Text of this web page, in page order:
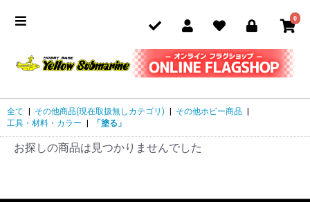
0
全て その他商品(現在取扱無しカテゴリ) その他ホビー商品
工具・材料・カラー
「塗る」
お探しの商品は見つかりませんでした